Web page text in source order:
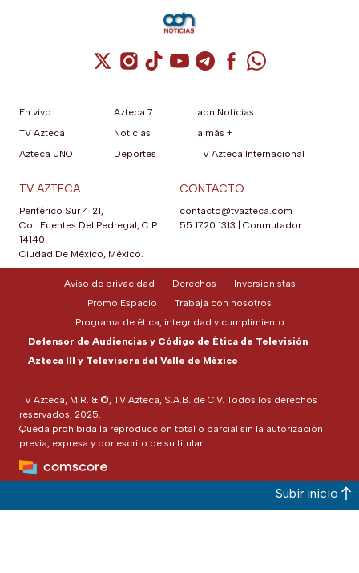
Cuenta de X / Twitter (se abre en una
Cuenta de Instagram (se abre en una
Cuenta de TikTok (se abre en
Cuenta de YouTube (se abre
Cuenta de Telegram (se
Cuenta de
Cuenta de
En vivo
TV Azteca
Azteca UNO
Azteca 7
Noticias
Deportes
adn Noticias
a más +
TV Azteca Internacional
TV AZTECA
Periférico Sur 4121,
Col. Fuentes Del Pedregal, C.P.
14140,
Ciudad De México, México.
CONTACTO
contacto@tvazteca.com
55 1720 1313
Conmutador
TV Azteca, M.R. & ©, TV Azteca, S.A.B. de C.V. Todos los derechos
reservados, 2025.
Queda prohibida la reproducción total o parcial sin la autorización
previa, expresa y por escrito de su titular.
Aviso de privacidad Derechos
Inversionistas
Promo Espacio
Trabaja con nosotros
Programa de ética, integridad y cumplimiento
Defensor de Audiencias y Código de Ética de Televisión
Azteca III y Televisora del Valle de México
Subir inicio